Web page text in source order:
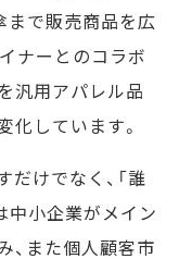
まで販売商品を広
ナーとのコラボ
汎用アパレル品
化しています。
けでなく、「誰
中小企業がメイン
、また個人顧客市